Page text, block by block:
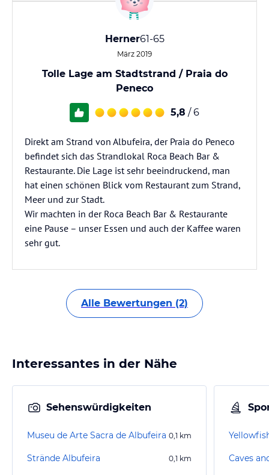
Herner61-65
März 2019
Tolle Lage am Stadtstrand / Praia do
Peneco
5,8 / 6
Direkt am Strand von Albufeira, der Praia do Peneco
befindet sich das Strandlokal Roca Beach Bar &
Restaurante. Die Lage ist sehr beeindruckend, man
hat einen schönen Blick vom Restaurant zum Strand,
Meer und zur Stadt.
Wir machten in der Roca Beach Bar & Restaurante
eine Pause – unser Essen und auch der Kaffee waren
sehr gut.
Alle Bewertungen (2)
Interessantes in der Nähe
Sehenswürdigkeiten
Museu de Arte Sacra de Albufeira 0,1 km
Strände Albufeira 0,1 km Caves